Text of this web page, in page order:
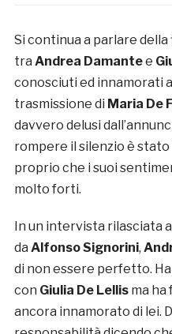
Si continua a parlare
tra Andrea Damantee
conosciuti ed innamorati
trasmissione di Maria De
davvero delusi
rompere il silenzio è stato
proprio che i suoi
molto forti.
In un intervista rilasciata
da Alfonso Signorini,
di non essere perfetto.
con Giulia De Lellis ma ha
ancora innamorato di lei.